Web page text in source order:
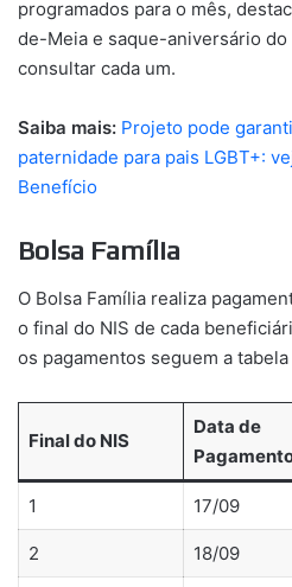
programados para o mês,
de-Meia e saque-aniversário do
consultar cada um.
Saiba mais: Projeto pode
paternidade para pais LGBT+:
Benefício
Bolsa Família
O Bolsa Família realiza
o final do NIS de cada
os pagamentos seguem a tabela
Final do NIS
Data de
1 17/09
2 18/09